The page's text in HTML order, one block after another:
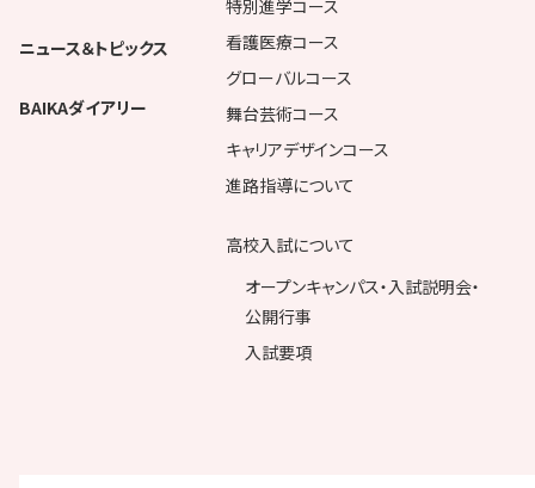
ニュース＆トピックス
BAIKAダイアリー
特別進学コース
看護医療コース
グローバルコース
舞台芸術コース
キャリアデザインコース
進路指導について
高校入試について
オープンキャンパス・入試説明会・
公開行事
入試要項